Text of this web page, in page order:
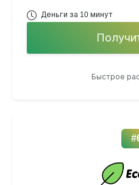
Деньги за 10 минут
Быстрое